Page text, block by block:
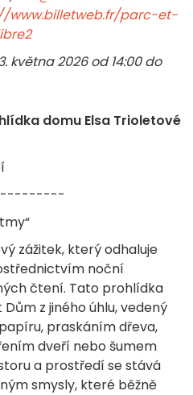
www.billetweb.fr/parc-et-
května 2026 od 14:00 do
domu Elsa Trioletové
zážitek, který odhaluje
noční
čtení. Tato prohlídka
z jiného úhlu, vedený
praskáním dřeva,
dveří nebo šumem
a prostředí se stává
smysly, které běžně